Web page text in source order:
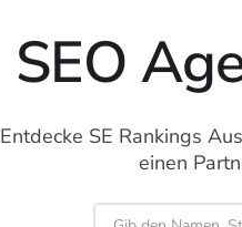
SEO
Entdecke SE Rankings
einen